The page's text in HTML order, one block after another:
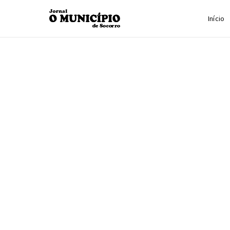
Início